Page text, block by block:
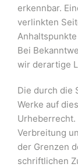
erkennbar.
verlinkten
Bei
wir derartige
Die durch die
Werke auf
Verbreitung
der Grenzen
schriftlichen